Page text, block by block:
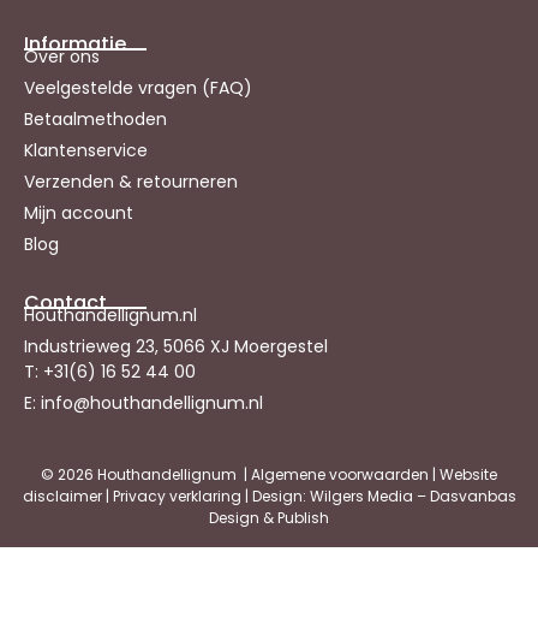
Informatie
Over ons
Veelgestelde vragen (FAQ)
Betaalmethoden
Klantenservice
Verzenden & retourneren
Mijn account
Blog
Contact
Houthandellignum.nl
Industrieweg 23, 5066 XJ Moergestel
T: +31(6) 16 52 44 00
E: info@houthandellignum.nl
© 2026 Houthandellignum | Algemene voorwaarden | Website
disclaimer| Privacy verklaring | Design: Wilgers Media – Dasvanbas
Design & Publish